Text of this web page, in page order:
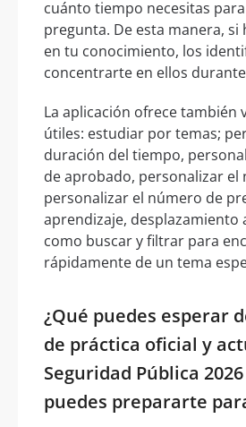
cuánto tiempo necesitas
pregunta. De esta manera, si
en tu conocimiento, los
concentrarte en ellos
La aplicación ofrece también
útiles: estudiar por temas;
duración del tiempo,
de aprobado, personalizar el
personalizar el número de
aprendizaje, desplazamiento
como buscar y filtrar para
rápidamente de un tema
¿Qué puedes esperar
de práctica oficial y
Seguridad Pública
puedes prepararte